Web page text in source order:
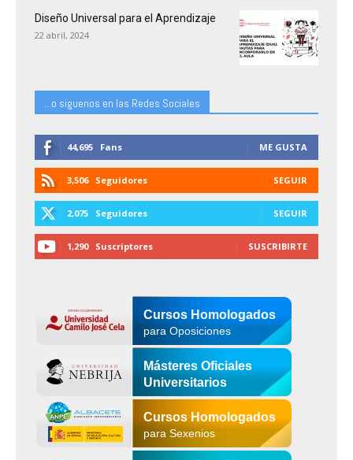
Diseño Universal para el Aprendizaje
22 abril, 2024
...o siguenos en las Redes Sociales
44,695 Fans ME GUSTA
3,506 Seguidores SEGUIR
2,075 Seguidores SEGUIR
1,290 Suscriptores SUSCRIBIRTE
Cursos Homologados
para Oposiciones
Másteres Oficiales
Universitarios
Cursos Homologados
para Sexenios